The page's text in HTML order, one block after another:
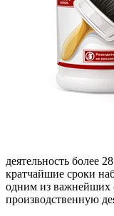
деятельность более
кратчайшие сроки
одним из важнейших
производственную